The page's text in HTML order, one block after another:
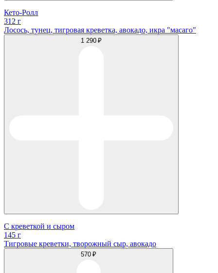
Кето-Ролл
312 г
Лосось, тунец, тигровая креветка, авокадо, икра "масаго"
1 290 ₽
С креветкой и сыром
145 г
Тигровые креветки, творожный сыр, авокадо
570 ₽